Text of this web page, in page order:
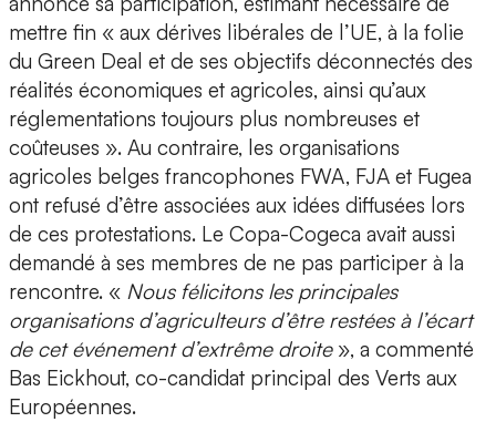
mettre fin « aux dérives libérales de l’UE, à la folie
du Green Deal et de ses objectifs déconnectés des
réalités économiques et agricoles, ainsi qu’aux
réglementations toujours plus nombreuses et
coûteuses ». Au contraire, les organisations
agricoles belges francophones FWA, FJA et Fugea
ont refusé d’être associées aux idées diffusées lors
de ces protestations. Le Copa-Cogeca avait aussi
demandé à ses membres de ne pas participer à la
rencontre. « Nous félicitons les principales
organisations d’agriculteurs d’être restées à l’écart
de cet événement d’extrême droite», a commenté
Bas Eickhout, co-candidat principal des Verts aux
Européennes.